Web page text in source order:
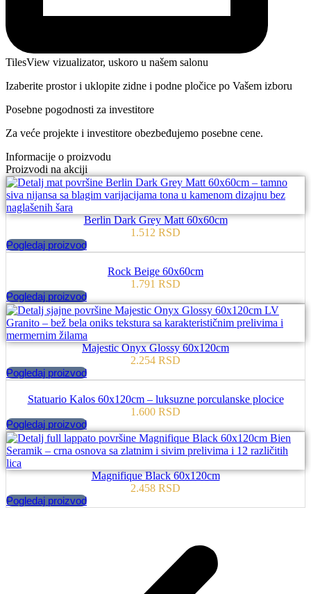
TilesView vizualizator, uskoro u našem salonu
Izaberite prostor i uklopite zidne i podne pločice po Vašem izboru
Posebne pogodnosti za investitore
Za veće projekte i investitore obezbeđujemo posebne cene.
Informacije o proizvodu
Proizvodi na akciji
Berlin Dark Grey Matt 60x60cm
1.512 RSD
Pogledaj proizvod
Rock Beige 60x60cm
1.791 RSD
Pogledaj proizvod
Majestic Onyx Glossy 60x120cm
2.254 RSD
Pogledaj proizvod
Statuario Kalos 60x120cm – luksuzne porculanske plocice
1.600 RSD
Pogledaj proizvod
Magnifique Black 60x120cm
2.458 RSD
Pogledaj proizvod